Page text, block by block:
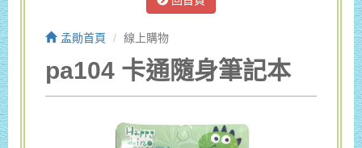
孟勛首頁 線上購物
pa104 卡通隨身筆記本